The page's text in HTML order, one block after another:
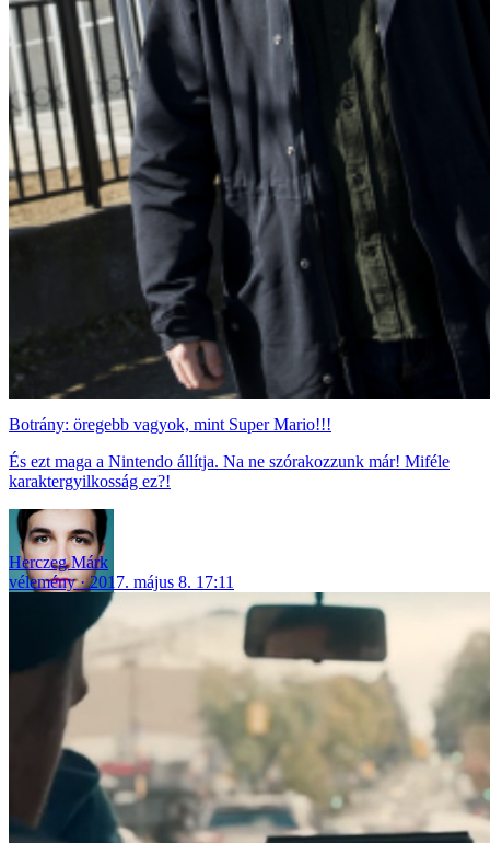
Botrány: öregebb vagyok, mint Super Mario!!!
És ezt maga a Nintendo állítja. Na ne szórakozzunk már! Miféle
karaktergyilkosság ez?!
Herczeg Márk
vélemény
2017. május 8. 17:11